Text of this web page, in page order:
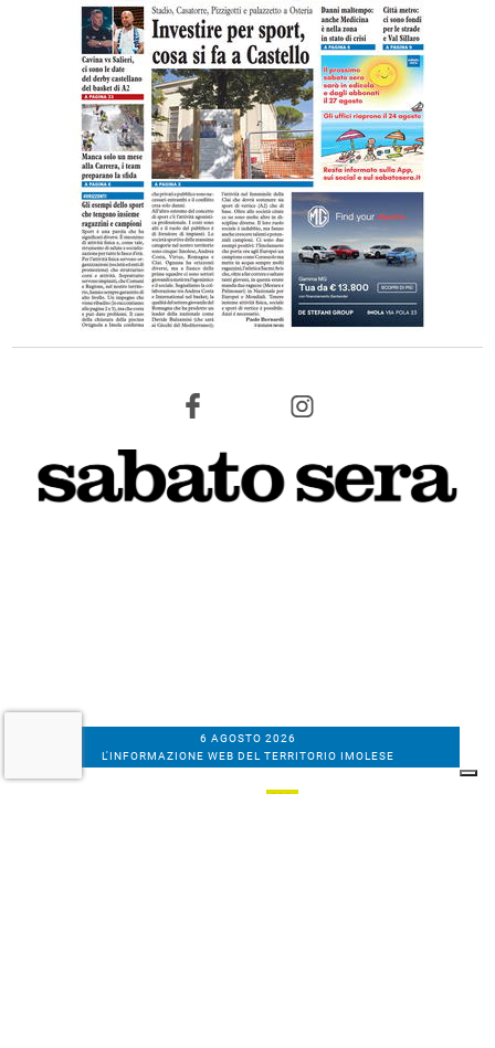
6 AGOSTO 2026
L'INFORMAZIONE WEB DEL TERRITORIO IMOLESE